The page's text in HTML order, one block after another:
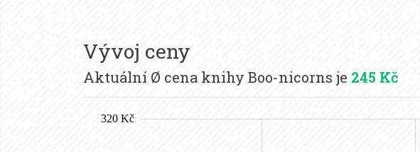
Vývoj ceny
Aktuální Ø cena knihy Boo-nicorns je 245 Kč